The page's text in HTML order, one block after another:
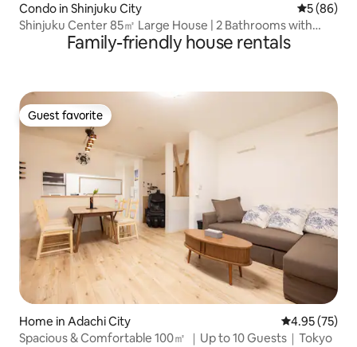
Condo in Shinjuku City 5 out of 5
5 (86)
Shinjuku Center 85㎡ Large House | 2 Bathrooms with
Bathtub | 2 Toilets | Suitable for Families & Groups | Private
Elevator | 2 Minutes Walk to the Nearest Station | Luggage
Family-friendly house rentals
Guest favorite
Guest favorite
Home in Adachi City 4.95 out of 5
4.95 (75)
Spacious & Comfortable 100㎡ ｜Up to 10 Guests｜Tokyo